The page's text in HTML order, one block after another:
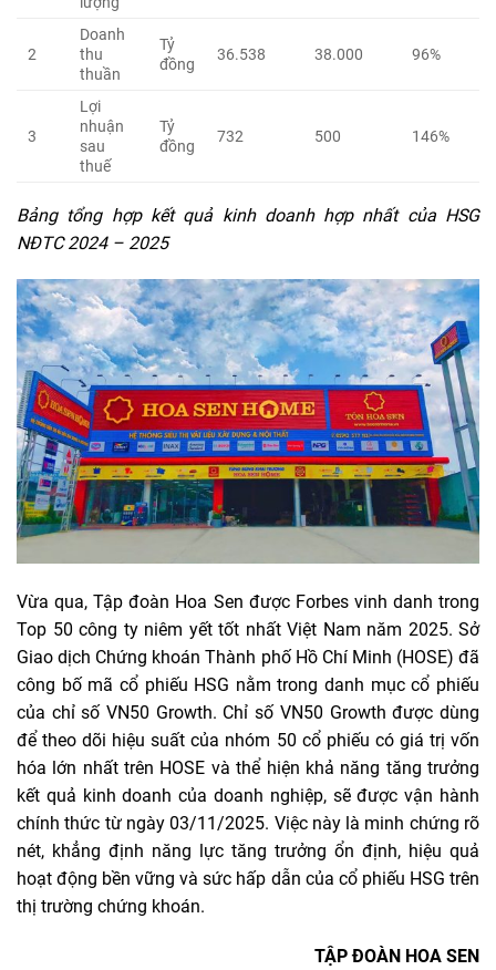
2
Doanh
thu
thuần
Tỷ
đồng
36.538 38.000 96%
3
Lợi
nhuận
sau
thuế
Tỷ
đồng
732 500 146%
Bảng tổng hợp kết quả kinh doanh hợp nhất của HSG
NĐTC 2024 – 2025
Vừa qua, Tập đoàn Hoa Sen được Forbes vinh danh trong
Top 50 công ty niêm yết tốt nhất Việt Nam năm 2025. Sở
Giao dịch Chứng khoán Thành phố Hồ Chí Minh (HOSE) đã
công bố mã cổ phiếu HSG nằm trong danh mục cổ phiếu
của chỉ số VN50 Growth. Chỉ số VN50 Growth được dùng
để theo dõi hiệu suất của nhóm 50 cổ phiếu có giá trị vốn
hóa lớn nhất trên HOSE và thể hiện khả năng tăng trưởng
kết quả kinh doanh của doanh nghiệp, sẽ được vận hành
chính thức từ ngày 03/11/2025. Việc này là minh chứng rõ
nét, khẳng định năng lực tăng trưởng ổn định, hiệu quả
hoạt động bền vững và sức hấp dẫn của cổ phiếu HSG trên
thị trường chứng khoán.
TẬP ĐOÀN HOA SEN